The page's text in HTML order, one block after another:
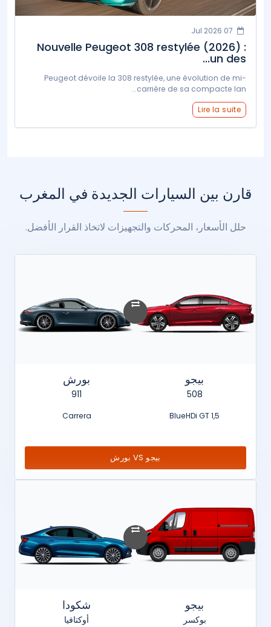
Nouvelle Peugeot 308 restylée (2026) :
un des...
Peugeot dévoile la 308 restylée, une évolution de mi-
carrière de sa compacte lan...
Lire la suite
قارن بين السيارات الجديدة في المغرب
حلل الأسعار، المحركات والتجهيزات لاتخاذ القرار الأفضل.
بيجو
508
1,5 BlueHDi GT
بورش
911
Carrera
بيجو VS بورش
بيجو
بوكسر
شكودا
أوكتافيا